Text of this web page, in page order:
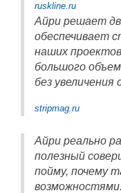
ruskline.ru
Айри решает
обеспечивает
наших
большого
без
stripmag.ru
Айри реально
полезный
пойму, почему
возможностями.